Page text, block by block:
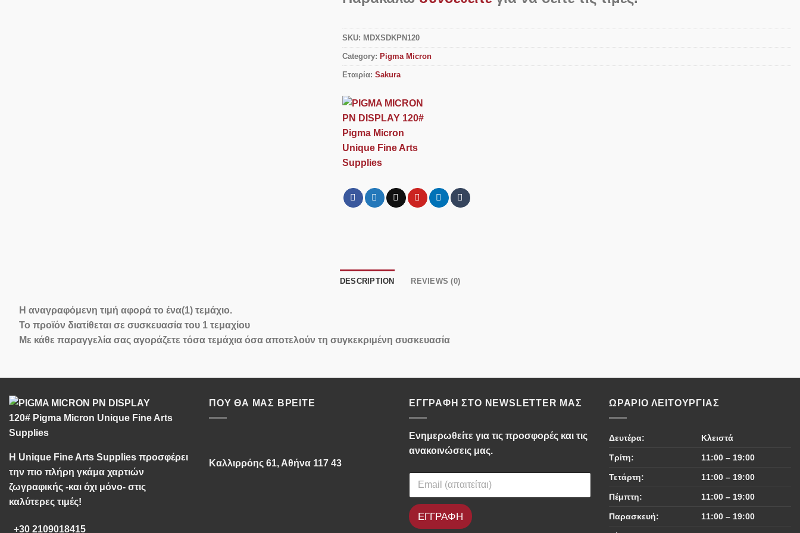
SKU: MDXSDKPN120
Category: Pigma Micron
Εταιρία: Sakura
DESCRIPTION REVIEWS (0)
Η αναγραφόμενη τιμή αφορά το ένα(1) τεμάχιο.
Το προϊόν διατίθεται σε συσκευασία του 1 τεμαχίου
Με κάθε παραγγελία σας αγοράζετε τόσα τεμάχια όσα αποτελούν τη συγκεκριμένη συσκευασία
Η Unique Fine Arts Supplies προσφέρει
την πιο πλήρη γκάμα χαρτιών
ζωγραφικής -και όχι μόνο- στις
καλύτερες τιμές!
+30 2109018415
ΠΟΥ ΘΑ ΜΑΣ ΒΡΕΊΤΕ
Καλλιρρόης 61, Αθήνα 117 43
ΕΓΓΡΑΦΉ ΣΤΟ NEWSLETTER ΜΑΣ
Ενημερωθείτε για τις προσφορές και τις
ανακοινώσεις μας.
ΕΓΓΡΑΦΗ
ΩΡΆΡΙΟ ΛΕΙΤΟΥΡΓΊΑΣ
Δευτέρα: Κλειστά
Τρίτη: 11:00 – 19:00
Τετάρτη: 11:00 – 19:00
Πέμπτη: 11:00 – 19:00
Παρασκευή: 11:00 – 19:00